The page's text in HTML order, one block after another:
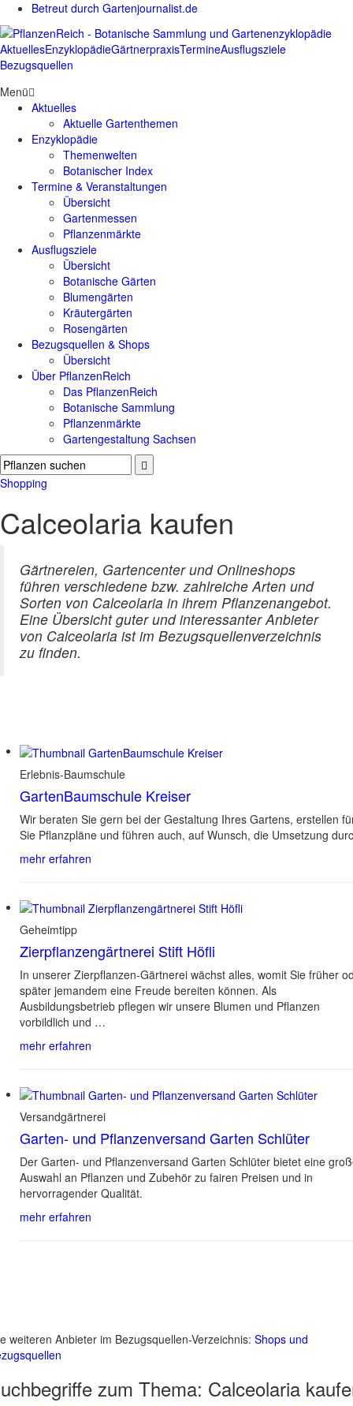
Betreut durch Gartenjournalist.de
AktuellesEnzyklopädieGärtnerpraxisTermineAusflugsziele
Bezugsquellen
Menü
Aktuelles
Aktuelle Gartenthemen
Enzyklopädie
Themenwelten
Botanischer Index
Termine & Veranstaltungen
Übersicht
Gartenmessen
Pflanzenmärkte
Ausflugsziele
Übersicht
Botanische Gärten
Blumengärten
Kräutergärten
Rosengärten
Bezugsquellen & Shops
Übersicht
Über PflanzenReich
Das PflanzenReich
Botanische Sammlung
Pflanzenmärkte
Gartengestaltung Sachsen
Shopping
Calceolaria kaufen
Gärtnereien, Gartencenter und Onlineshops
führen verschiedene bzw. zahlreiche Arten und
Sorten von Calceolaria in ihrem Pflanzenangebot.
Eine Übersicht guter und interessanter Anbieter
von Calceolaria ist im Bezugsquellenverzeichnis
zu finden.
Erlebnis-Baumschule
GartenBaumschule Kreiser
Wir beraten Sie gern bei der Gestaltung Ihres Gartens, erstellen
Sie Pflanzpläne und führen auch, auf Wunsch, die Umsetzung
mehr erfahren
Geheimtipp
Zierpflanzengärtnerei Stift Höfli
In unserer Zierpflanzen-Gärtnerei wächst alles, womit Sie früher
später jemandem eine Freude bereiten können. Als
Ausbildungsbetrieb pflegen wir unsere Blumen und Pflanzen
vorbildlich und …
mehr erfahren
Versandgärtnerei
Garten- und Pflanzenversand Garten Schlüter
Der Garten- und Pflanzenversand Garten Schlüter bietet eine
Auswahl an Pflanzen und Zubehör zu fairen Preisen und in
hervorragender Qualität.
mehr erfahren
weiteren Anbieter im Bezugsquellen-Verzeichnis: Shops und
zum Thema: Calceolaria